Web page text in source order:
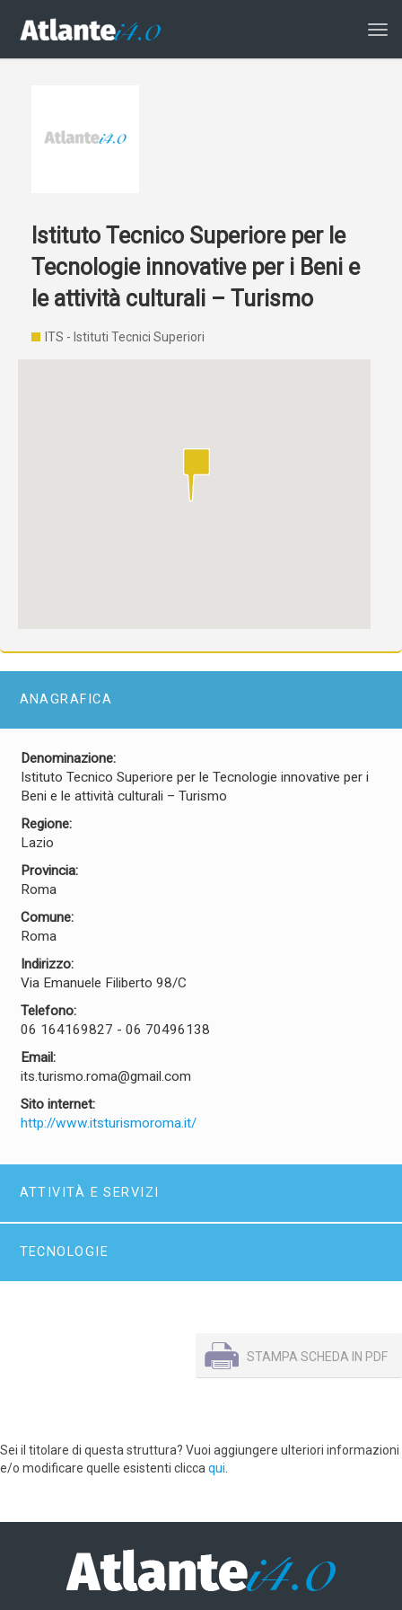
Istituto Tecnico Superiore per le
Tecnologie innovative per i Beni e
le attività culturali – Turismo
ITS - Istituti Tecnici Superiori
ANAGRAFICA
Denominazione:
Istituto Tecnico Superiore per le Tecnologie innovative per i
Beni e le attività culturali – Turismo
Regione:
Lazio
Provincia:
Roma
Comune:
Roma
Indirizzo:
Via Emanuele Filiberto 98/C
Telefono:
06 164169827 - 06 70496138
Email:
its.turismo.roma@gmail.com
Sito internet:
http://www.itsturismoroma.it/
ATTIVITÀ E SERVIZI
TECNOLOGIE
STAMPA SCHEDA IN PDF
Sei il titolare di questa struttura? Vuoi aggiungere ulteriori informazioni
e/o modificare quelle esistenti cliccaqui.